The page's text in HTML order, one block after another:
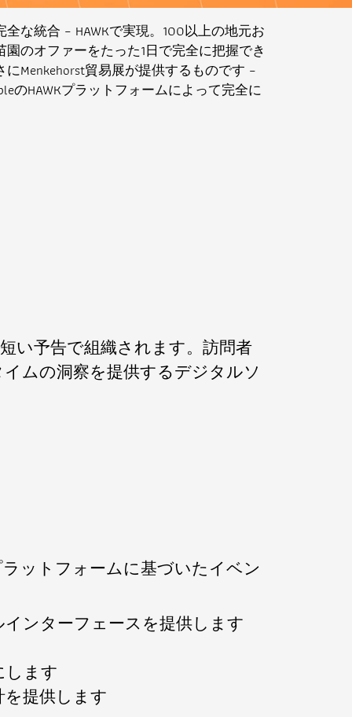
な統合 – HAWKで実現。100以上の地元お
のオファーをたった1日で完全に把握でき
Menkehorst貿易展が提供するものです –
のHAWKプラットフォームによって完全に
い予告で組織されます。訪問者
ムの洞察を提供するデジタルソ
ラットフォームに基づいたイベン
ンターフェースを提供します
します
提供します